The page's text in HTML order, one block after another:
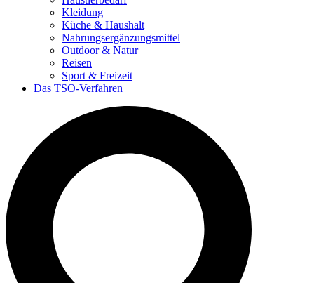
Kleidung
Küche & Haushalt
Nahrungsergänzungsmittel
Outdoor & Natur
Reisen
Sport & Freizeit
Das TSO-Verfahren